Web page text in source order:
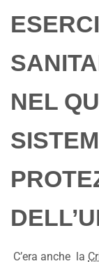
NEL
C’era anche la